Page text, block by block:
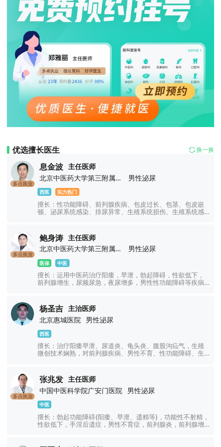
优选擅长医生 换一换
多点执业
息金波
主任医师
北京中医药大学第三附属医院
男性泌尿
西医 实力热门
擅长：性功能障碍、前列腺疾病、包皮过长、包茎、包皮嵌
顿、泌尿系统感染、排尿异常、生殖系统损伤、生殖系统感
多点执业
鲍身涛
主任医师
北京中医药大学第三附属医院
男性泌尿
医保 中医
擅长：运用中医药治疗阳痿，早泄，勃起障碍，性欲低下，
前列腺增生，尿频尿急，夜尿增多，男性性功能障碍等疾病
杨圣吉
主治医师
北京惠城医院
男性泌尿
西医
擅长：治疗阳痿早泄、尿道炎、龟头炎、腹股沟疝气，生殖
微创技术娴熟，对前列腺疾病、男性不育、性功能障碍、生
多点执业
张兆发
主任医师
中国中医科学院广安门医院
男性泌尿
中医
擅长：勃起功能障碍(阳痿、早泄、遗精等)，功能性不射精，
性欲低下，手淫后遗症，男性不育症，前列腺炎，前列腺增